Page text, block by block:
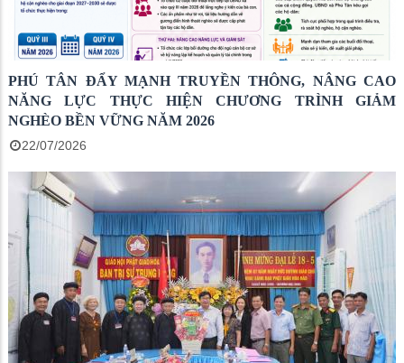
PHÚ TÂN ĐẨY MẠNH TRUYỀN THÔNG, NÂNG CAO
NĂNG LỰC THỰC HIỆN CHƯƠNG TRÌNH GIẢM
NGHÈO BỀN VỮNG NĂM 2026
22/07/2026